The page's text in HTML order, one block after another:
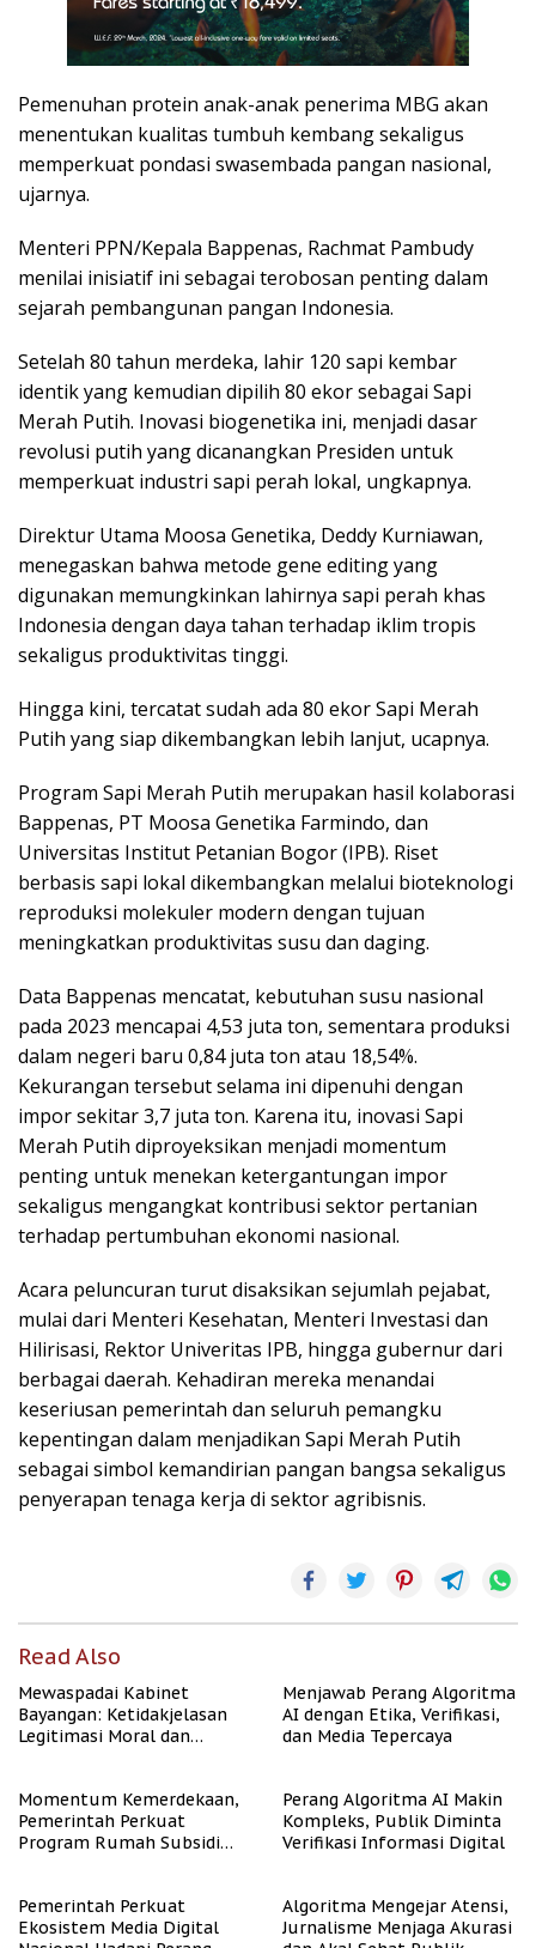
Pemenuhan protein anak-anak penerima MBG akan
menentukan kualitas tumbuh kembang sekaligus
memperkuat pondasi swasembada pangan nasional,
ujarnya.
Menteri PPN/Kepala Bappenas, Rachmat Pambudy
menilai inisiatif ini sebagai terobosan penting dalam
sejarah pembangunan pangan Indonesia.
Setelah 80 tahun merdeka, lahir 120 sapi kembar
identik yang kemudian dipilih 80 ekor sebagai Sapi
Merah Putih. Inovasi biogenetika ini, menjadi dasar
revolusi putih yang dicanangkan Presiden untuk
memperkuat industri sapi perah lokal, ungkapnya.
Direktur Utama Moosa Genetika, Deddy Kurniawan,
menegaskan bahwa metode gene editing yang
digunakan memungkinkan lahirnya sapi perah khas
Indonesia dengan daya tahan terhadap iklim tropis
sekaligus produktivitas tinggi.
Hingga kini, tercatat sudah ada 80 ekor Sapi Merah
Putih yang siap dikembangkan lebih lanjut, ucapnya.
Program Sapi Merah Putih merupakan hasil kolaborasi
Bappenas, PT Moosa Genetika Farmindo, dan
Universitas Institut Petanian Bogor (IPB). Riset
berbasis sapi lokal dikembangkan melalui bioteknologi
reproduksi molekuler modern dengan tujuan
meningkatkan produktivitas susu dan daging.
Data Bappenas mencatat, kebutuhan susu nasional
pada 2023 mencapai 4,53 juta ton, sementara produksi
dalam negeri baru 0,84 juta ton atau 18,54%.
Kekurangan tersebut selama ini dipenuhi dengan
impor sekitar 3,7 juta ton. Karena itu, inovasi Sapi
Merah Putih diproyeksikan menjadi momentum
penting untuk menekan ketergantungan impor
sekaligus mengangkat kontribusi sektor pertanian
terhadap pertumbuhan ekonomi nasional.
Acara peluncuran turut disaksikan sejumlah pejabat,
mulai dari Menteri Kesehatan, Menteri Investasi dan
Hilirisasi, Rektor Univeritas IPB, hingga gubernur dari
berbagai daerah. Kehadiran mereka menandai
keseriusan pemerintah dan seluruh pemangku
kepentingan dalam menjadikan Sapi Merah Putih
sebagai simbol kemandirian pangan bangsa sekaligus
penyerapan tenaga kerja di sektor agribisnis.
Read Also
Mewaspadai Kabinet
Bayangan: Ketidakjelasan
Legitimasi Moral dan
Menjawab Perang Algoritma
AI dengan Etika, Verifikasi,
dan Media Tepercaya
Momentum Kemerdekaan,
Pemerintah Perkuat
Program Rumah Subsidi
Perang Algoritma AI Makin
Kompleks, Publik Diminta
Verifikasi Informasi Digital
Pemerintah Perkuat
Ekosistem Media Digital
Algoritma Mengejar Atensi,
Jurnalisme Menjaga Akurasi